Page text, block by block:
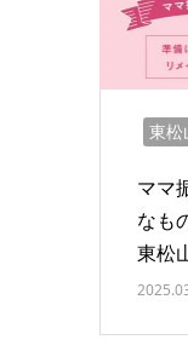
東松
ママ
なも
東松